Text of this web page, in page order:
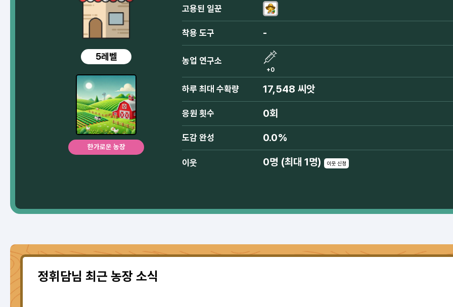
5레벨
한가로운 농장
고용된 일꾼
착용 도구 -
농업 연구소
+0
하루 최대 수확량 17,548 씨앗
응원 횟수 0회
도감 완성 0.0%
이웃 0명 (최대 1명) 이웃 신청
정휘담님 최근 농장 소식